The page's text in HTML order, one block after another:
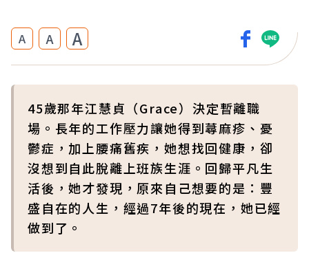
A A A
45歲那年江慧貞（Grace）決定暫離職
場。長年的工作壓力讓她得到蕁麻疹、憂
鬱症，加上腰痛舊疾，她想找回健康，卻
沒想到自此脫離上班族生涯。回歸平凡生
活後，她才發現，原來自己想要的是：豐
盛自在的人生，經過7年後的現在，她已經
做到了。